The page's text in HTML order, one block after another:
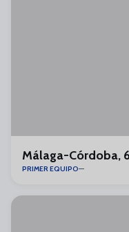
Málaga-Córdoba,
PRIMER EQUIPO